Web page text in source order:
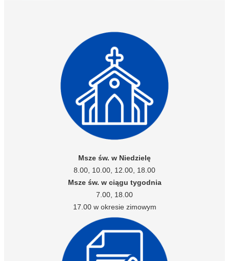
Msze św. w Niedzielę
8.00, 10.00, 12.00, 18.00
Msze św. w ciągu tygodnia
7.00, 18.00
17.00 w okresie zimowym